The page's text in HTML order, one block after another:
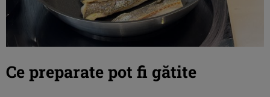
Ce preparate pot fi gătite